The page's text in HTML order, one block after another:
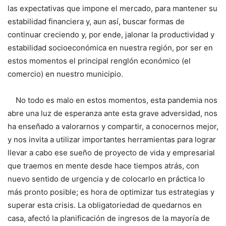
las expectativas que impone el mercado, para mantener su
estabilidad financiera y, aun así, buscar formas de
continuar creciendo y, por ende, jalonar la productividad y
estabilidad socioeconómica en nuestra región, por ser en
estos momentos el principal renglón económico (el
comercio) en nuestro municipio.
No todo es malo en estos momentos, esta pandemia nos
abre una luz de esperanza ante esta grave adversidad, nos
ha enseñado a valorarnos y compartir, a conocernos mejor,
y nos invita a utilizar importantes herramientas para lograr
llevar a cabo ese sueño de proyecto de vida y empresarial
que traemos en mente desde hace tiempos atrás, con
nuevo sentido de urgencia y de colocarlo en práctica lo
más pronto posible; es hora de optimizar tus estrategias y
superar esta crisis. La obligatoriedad de quedarnos en
casa, afectó la planificación de ingresos de la mayoría de